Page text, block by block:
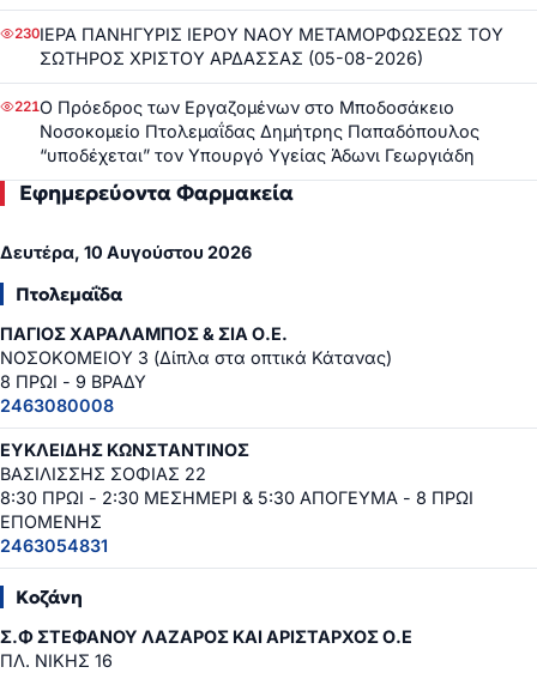
230ΙΕΡΑ ΠΑΝΗΓΥΡΙΣ ΙΕΡΟΥ ΝΑΟΥ ΜΕΤΑΜΟΡΦΩΣΕΩΣ ΤΟΥ
ΣΩΤΗΡΟΣ ΧΡΙΣΤΟΥ ΑΡΔΑΣΣΑΣ (05-08-2026)
221Ο Πρόεδρος των Εργαζομένων στο Μποδοσάκειο
Νοσοκομείο Πτολεμαΐδας Δημήτρης Παπαδόπουλος
“υποδέχεται” τον Υπουργό Υγείας Άδωνι Γεωργιάδη
Εφημερεύοντα Φαρμακεία
Δευτέρα, 10 Αυγούστου 2026
Πτολεμαΐδα
ΠΑΓΙΟΣ ΧΑΡΑΛΑΜΠΟΣ & ΣΙΑ Ο.Ε.
ΝΟΣΟΚΟΜΕΙΟΥ 3 (Δίπλα στα οπτικά Κάτανας)
8 ΠΡΩΙ - 9 ΒΡΑΔΥ
2463080008
ΕΥΚΛΕΙΔΗΣ ΚΩΝΣΤΑΝΤΙΝΟΣ
ΒΑΣΙΛΙΣΣΗΣ ΣΟΦΙΑΣ 22
8:30 ΠΡΩΙ - 2:30 ΜΕΣΗΜΕΡΙ & 5:30 ΑΠΟΓΕΥΜΑ - 8 ΠΡΩΙ
ΕΠΟΜΕΝΗΣ
2463054831
Κοζάνη
Σ.Φ ΣΤΕΦΑΝΟΥ ΛΑΖΑΡΟΣ ΚΑΙ ΑΡΙΣΤΑΡΧΟΣ Ο.Ε
ΠΛ. ΝΙΚΗΣ 16